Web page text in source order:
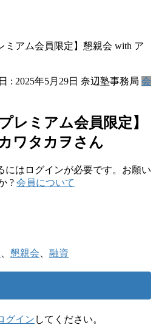
ミアム会員限定】懇親会 with ア
: 2025年5月29日 奈辺塾事務局 会
レミアム会員限定】
ワタカヲさん
にはログインが必要です。お願い
? 会員について
懇親会 融資
グイン してください。